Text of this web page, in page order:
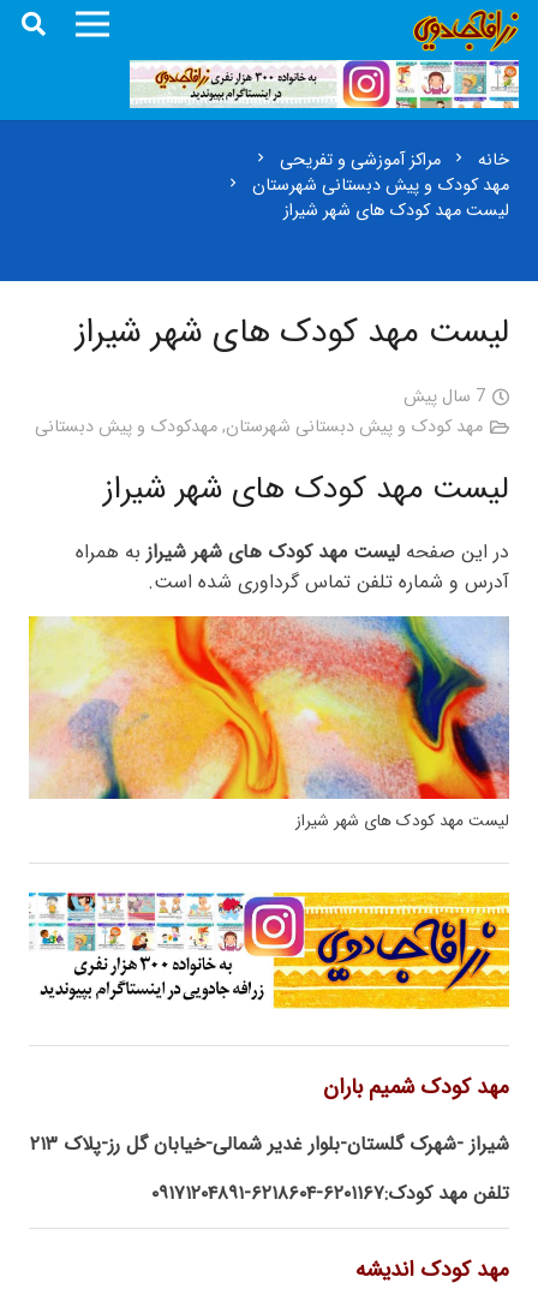
خانه chevron_right مراکز آموزشی و تفریحی chevron_right
مهد کودک و پیش دبستانی شهرستان chevron_right
لیست مهد کودک های شهر شیراز
لیست مهد کودک های شهر شیراز
7 سال پیش
مهد کودک و پیش دبستانی شهرستان,مهدکودک و پیش دبستانی
لیست مهد کودک های شهر شیراز
در این صفحه لیست مهد کودک های شهر شیرازبه همراه
آدرس و شماره تلفن تماس گرداوری شده است.
لیست مهد کودک های شهر شیراز
مهد کودک شمیم باران
شیراز -شهرک گلستان-بلوار غدیر شمالی-خیابان گل رز-پلاک ۲۱۳
تلفن مهد کودک:۶۲۰۱۱۶۷-۶۲۱۸۶۰۴-۰۹۱۷۱۲۰۴۸۹۱
مهد کودک اندیشه